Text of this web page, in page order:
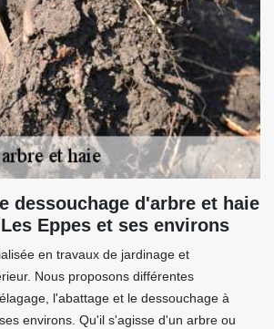
dessouchage d'arbre et haie
Eppes et ses environs
en travaux de jardinage et
Nous proposons différentes
l'abattage et le dessouchage à
environs. Qu'il s'agisse d'un arbre ou